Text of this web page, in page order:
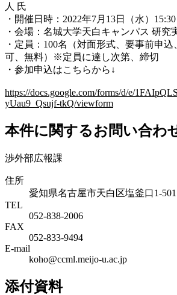
人 氏
・開催日時：2022年7月13日（水）
・会場：名城大学天白キャンパス 研究
・定員：100名（対面形式、要事前申
可、無料）※定員に達し次第、締切
・参加申込はこちらから↓
https://docs.google.com/forms/d/e/
yUau9_Qsujf-tkQ/viewform
本件に関するお問い合わ
渉外部広報課
住所
愛知県名古屋市天白区塩釜口1-501
TEL
052-838-2006
FAX
052-833-9494
E-mail
koho@ccml.meijo-u.ac.jp
添付資料